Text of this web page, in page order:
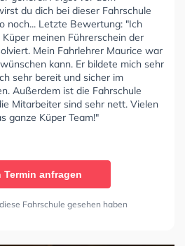
du dich bei dieser Fahrschule
noch... Letzte Bewertung: "Ich
meinen Führerschein der
Mein Fahrlehrer Maurice war
kann. Er bildete mich sehr
sehr bereit und sicher im
Außerdem ist die Fahrschule
Mitarbeiter sind sehr nett. Vielen
ganze Küper Team!"
Termin anfragen
Fahrschule gesehen haben